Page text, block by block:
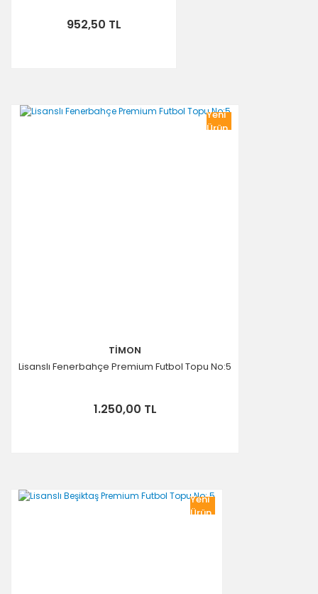
952,50 TL
Yeni
Ürün
TİMON
Lisanslı Fenerbahçe Premium Futbol Topu No:5
1.250,00 TL
Yeni
Ürün